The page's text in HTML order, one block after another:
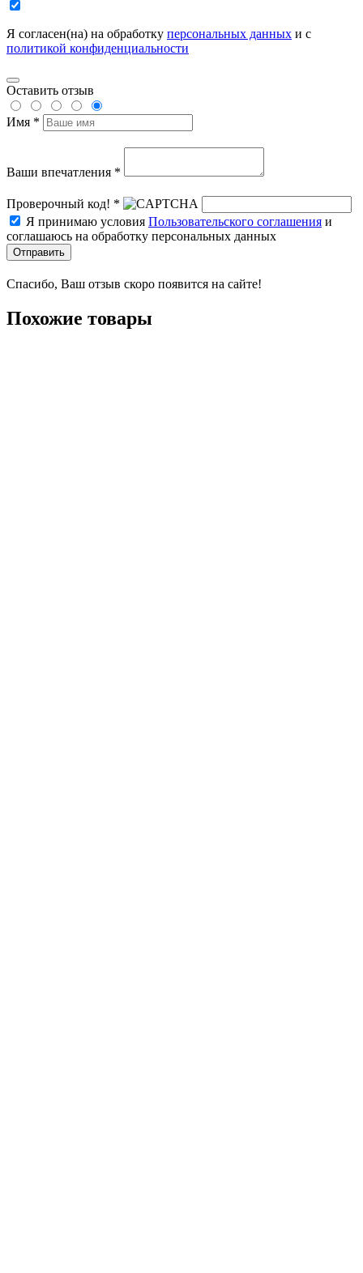
Я согласен(на) на обработку персональных данных и с
политикой конфиденциальности
Оставить отзыв
Имя *
Ваши впечатления *
Проверочный код! *
Я принимаю условия Пользовательского соглашения и
соглашаюсь на обработку персональных данных
Отправить
Спасибо, Ваш отзыв скоро появится на сайте!
Похожие товары